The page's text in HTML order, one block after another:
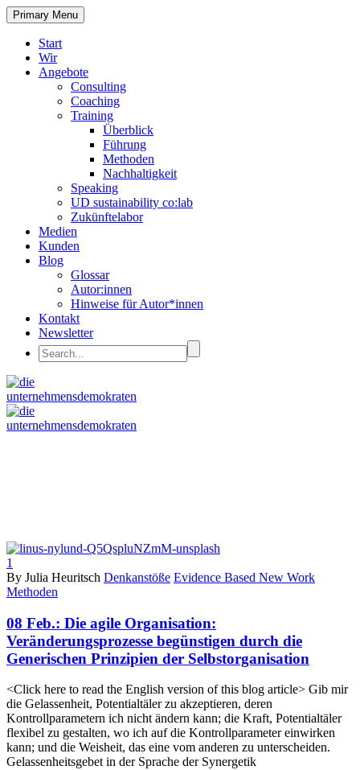
Primary Menu
Start
Wir
Angebote
Consulting
Coaching
Training
Überblick
Führung
Methoden
Nachhaltigkeit
Speaking
UD sustainability co:lab
Zukünftelabor
Medien
Kunden
Blog
Glossar
Autor:innen
Hinweise für Autor*innen
Kontakt
Newsletter
1
By Julia Heuritsch Denkanstöße Evidence Based New Work
Methoden
08 Feb.: Die agile Organisation:
Veränderungsprozesse begünstigen durch die
Generischen Prinzipien der Selbstorganisation
<Click here to read the English version of this blog article> Gib mir
die Gelassenheit, Potentialtäler zu akzeptieren, deren
Kontrollparametern ich nicht ändern kann; die Kraft, Potentialtäler
flexibel zu gestalten, wo ich auf die Kontrollparameter einwirken
kann; und die Weisheit, das eine vom anderen zu unterscheiden.
Gelassenheitsgebet in der Sprache der Synergetik